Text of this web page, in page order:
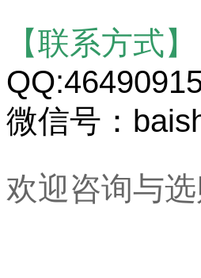
【联系方式】
微信号：
欢迎咨询与选